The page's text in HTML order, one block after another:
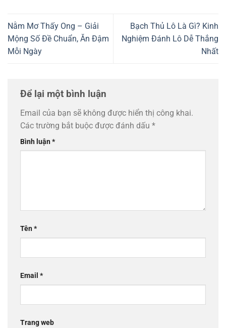
Nằm Mơ Thấy Ong – Giải
Mộng Số Đề Chuẩn, Ăn Đậm
Mỗi Ngày
Bạch Thủ Lô Là Gì? Kinh
Nghiệm Đánh Lô Dễ Thắng
Nhất
Để lại một bình luận
Email của bạn sẽ không được hiển thị công khai.
Các trường bắt buộc được đánh dấu *
Bình luận*
Tên*
Email *
Trang web